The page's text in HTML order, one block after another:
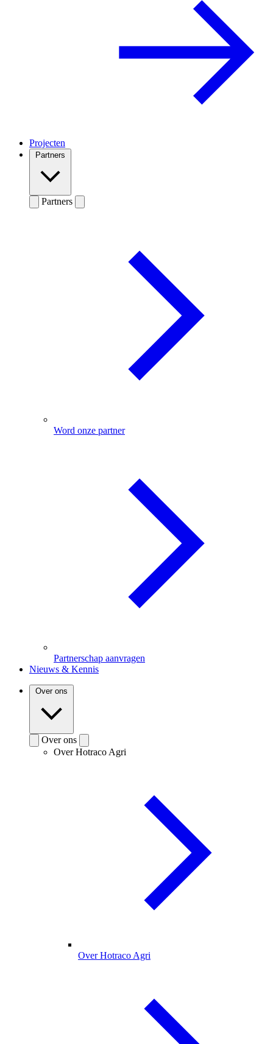
Projecten
Partners
Partners
Word onze partner
Partnerschap aanvragen
Nieuws & Kennis
Over ons
Over ons
Over Hotraco Agri
Over Hotraco Agri